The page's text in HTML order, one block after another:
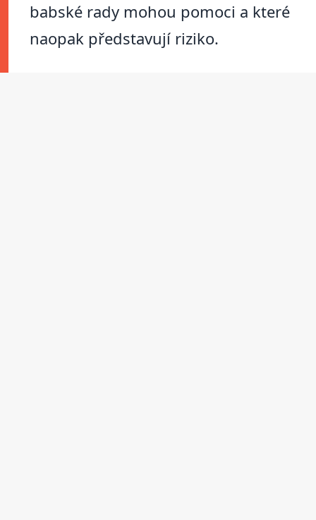
babské rady mohou pomoci a které
naopak představují riziko.